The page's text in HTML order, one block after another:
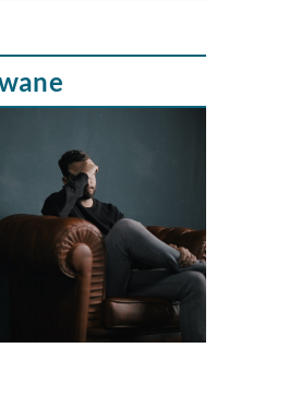
LIFE & STYLE